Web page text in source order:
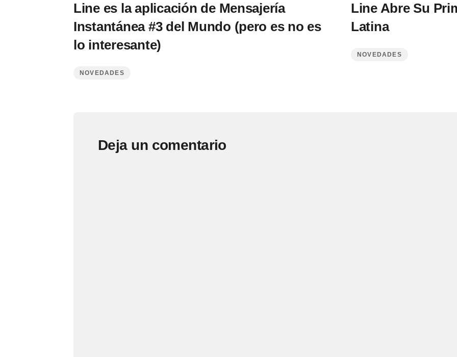
Line es la aplicación de Mensajería
Instantánea #3 del Mundo (pero es no es
lo interesante)
NOVEDADES
Line Abre Su
Latina
NOVEDADES
Deja un comentario